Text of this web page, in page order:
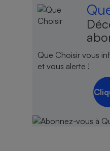
Que Choisir vous
et vous alerte !